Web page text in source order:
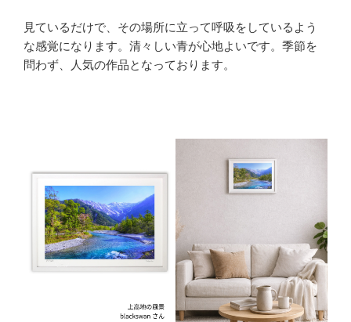
見ているだけで、その場所に立って呼吸をしているよう
な感覚になります。清々しい青が心地よいです。季節を
問わず、人気の作品となっております。